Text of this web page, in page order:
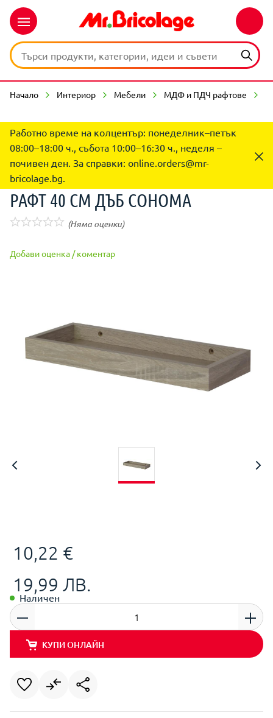
Начало Интериор Мебели МДФ и ПДЧ рафтове
Работно време на колцентър: понеделник–петък
08:00–18:00 ч., събота 10:00–16:30 ч., неделя –
почивен ден. За справки: online.orders@mr-
bricolage.bg.
РАФТ 40 CM ДЪБ СОНОМА
(Няма оценки)
Добави оценка / коментар
10,22 €
19,99 ЛВ.
Наличен
КУПИ ОНЛАЙН